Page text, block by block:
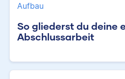
Aufbau
So gliederst du deine
Abschlussarbeit